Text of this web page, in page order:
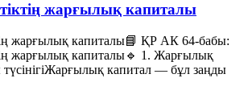
жарғылық капиталы
жарғылық капиталы📘 ҚР АК 64-бабы:
жарғылық капиталы🔹 1. Жарғылық
капитал — бұл заңды